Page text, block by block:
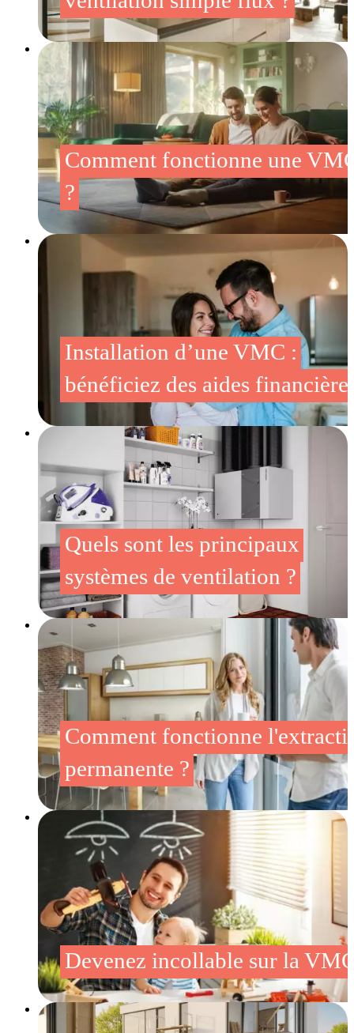
Comment fonctionne une
?
Installation d’une VMC :
bénéficiez des aides
Quels sont les principaux
systèmes de ventilation ?
Comment fonctionne
permanente ?
Devenez incollable sur la